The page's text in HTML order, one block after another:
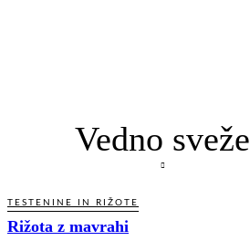
Vedno sveže
TESTENINE IN RIŽOTE
Rižota z mavrahi